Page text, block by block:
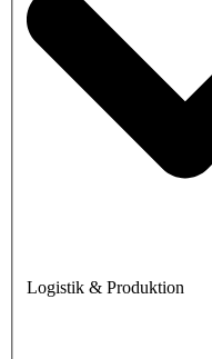
Logistik & Produktion